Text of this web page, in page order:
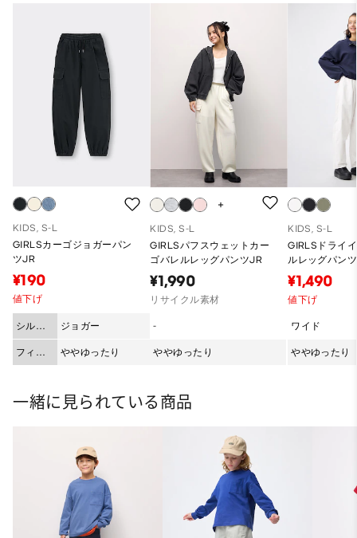
KIDS, S-L
GIRLSカーゴジョガーパン
ツJR
¥190
値下げ
シルエ
ット
ジョガー
フィッ
ト
ややゆったり
KIDS, S-L
GIRLSパフスウェットカー
ゴバレルレッグパンツJR
¥1,990
リサイクル素材
-
ややゆったり
KIDS, S-L
GIRLSドライ
ルレッグパン
¥1,490
値下げ
ワイド
ややゆったり
一緒に見られている商品